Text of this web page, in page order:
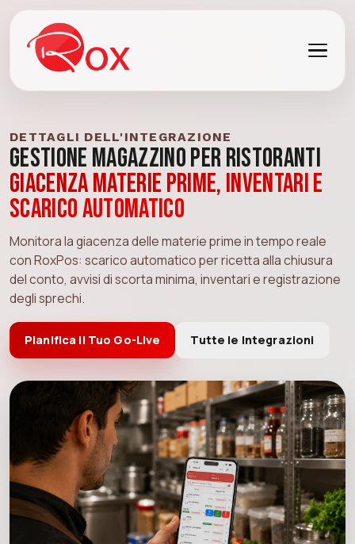
DETTAGLI DELL'INTEGRAZIONE
Gestione Magazzino per Ristoranti
Giacenza materie prime, inventari e
scarico automatico
Monitora la giacenza delle materie prime in tempo reale
con RoxPos: scarico automatico per ricetta alla chiusura
del conto, avvisi di scorta minima, inventari e registrazione
degli sprechi.
Pianifica il Tuo Go-Live Tutte le Integrazioni